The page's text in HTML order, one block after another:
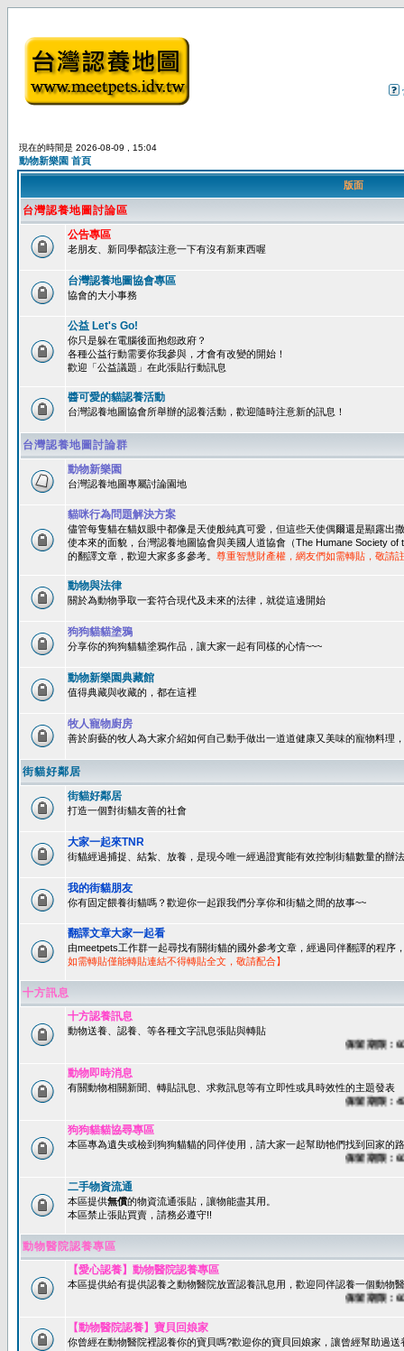
現在的時間是 2026-08-09 , 15:04
動物新樂園 首頁
版面
台灣認養地圖討論區
公告專區
老朋友、新同學都該注意一下有沒有新東西喔
台灣認養地圖協會專區
協會的大小事務
公益 Let's Go!
你只是躲在電腦後面抱怨政府？
各種公益行動需要你我參與，才會有改變的開始！
歡迎「公益議題」在此張貼行動訊息
醬可愛的貓認養活動
台灣認養地圖協會所舉辦的認養活動，歡迎隨時注意新的訊息！
台灣認養地圖討論群
動物新樂園
台灣認養地圖專屬討論園地
貓咪行為問題解決方案
儘管每隻貓在貓奴眼中都像是天使般純真可愛，但這些天使偶爾還是顯露出
使本來的面貌，台灣認養地圖協會與美國人道協會（The Humane Society
的翻譯文章，歡迎大家多多參考。 尊重智慧財產權，網友們如需轉貼，敬請
動物與法律
關於為動物爭取一套符合現代及未來的法律，就從這邊開始
狗狗貓貓塗鴉
分享你的狗狗貓貓塗鴉作品，讓大家一起有同樣的心情~~~
動物新樂園典藏館
值得典藏與收藏的，都在這裡
牧人寵物廚房
善於廚藝的牧人為大家介紹如何自己動手做出一道道健康又美味的寵物料理
街貓好鄰居
街貓好鄰居
打造一個對街貓友善的社會
大家一起來TNR
街貓經過捕捉、結紮、放養，是現今唯一經過證實能有效控制街貓數量的辦
我的街貓朋友
你有固定餵養街貓嗎？歡迎你一起跟我們分享你和街貓之間的故事~~
翻譯文章大家一起看
由meetpets工作群一起尋找有關街貓的國外參考文章，經過同伴翻譯的程序
如需轉貼僅能轉貼連結不得轉貼全文，敬請配合】
十方訊息
十方認養訊息
動物送養、認養、等各種文字訊息張貼與轉貼
保留期限：60天
動物即時消息
有關動物相關新聞、轉貼訊息、求救訊息等有立即性或具時效性的主題發表
保留期限：45天
狗狗貓貓協尋專區
本區專為遺失或檢到狗狗貓貓的同伴使用，請大家一起幫助牠們找到回家的
保留期限：60天
二手物資流通
本區提供無償的物資流通張貼，讓物能盡其用。
本區禁止張貼買賣，請務必遵守!!
動物醫院認養專區
【愛心認養】動物醫院認養專區
本區提供給有提供認養之動物醫院放置認養訊息用，歡迎同伴認養一個動物
保留期限：60天
【動物醫院認養】寶貝回娘家
你曾經在動物醫院裡認養你的寶貝嗎?歡迎你的寶貝回娘家，讓曾經幫助過